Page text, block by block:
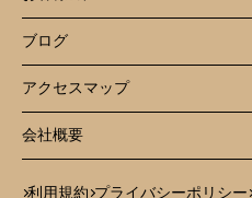
ブログ
アクセスマップ
会社概要
利用規約 プライバシーポリシー